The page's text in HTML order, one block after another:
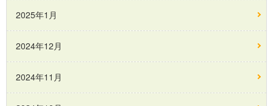
2025年1月
2024年12月
2024年11月